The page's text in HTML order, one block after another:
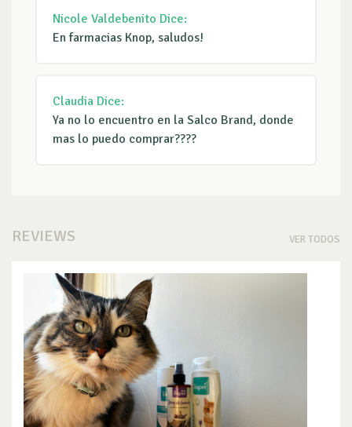
Nicole Valdebenito Dice:
En farmacias Knop, saludos!
Claudia Dice:
Ya no lo encuentro en la Salco Brand, donde
mas lo puedo comprar????
REVIEWS VER TODOS